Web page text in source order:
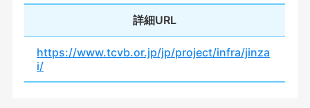
詳細URL
https://www.tcvb.or.jp/jp/project/infra/jinza
i/